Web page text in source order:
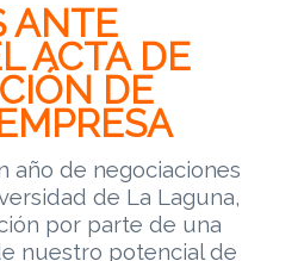
ANTE
ACTA DE
DE
año de negociaciones
de La Laguna,
por parte de una
nuestro potencial de